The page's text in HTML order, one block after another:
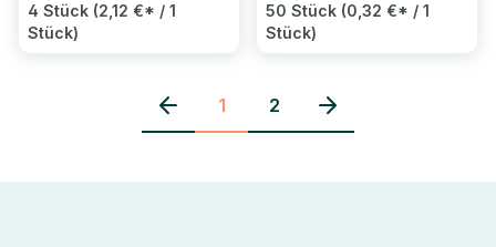
4 Stück (2,12 €* / 1
Stück)
50 Stück (0,32 €* / 1
Stück)
Seite
1 Seite
2